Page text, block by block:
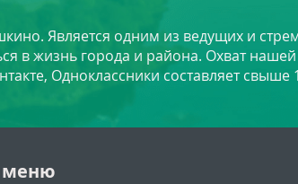
Является одним из ведущих и
в жизнь города и района. Охват
Одноклассники составляет свыше
меню